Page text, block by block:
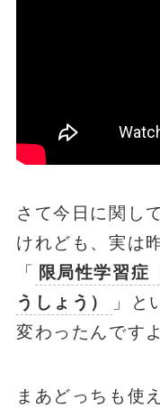
さて今日に関し
けれども、実は
「
限局性学習症
うしょう）
」と
変わったんです
まあどっちも使